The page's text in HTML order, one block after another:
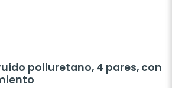
poliuretano, 4 pares, con